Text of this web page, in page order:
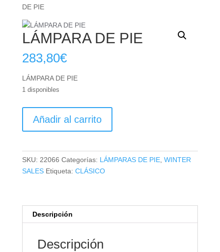
DE PIE
LÁMPARA DE PIE
283,80€
LÁMPARA DE PIE
1 disponibles
Añadir al carrito
SKU: 22066 Categorías: LÁMPARAS DE PIE, WINTER
SALES Etiqueta: CLÁSICO
Descripción
Descripción